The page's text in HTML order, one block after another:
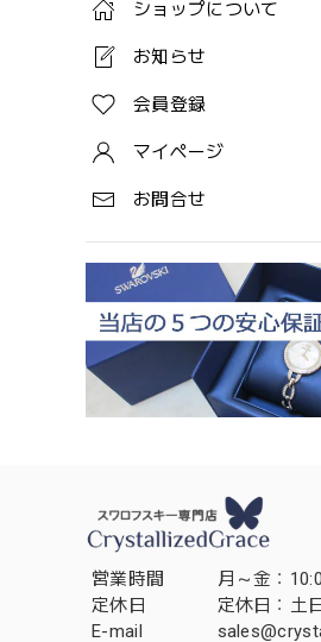
ショップについて
お知らせ
会員登録
マイページ
お問合せ
営業時間
月～金：
定休日
定休日：土
E-mail